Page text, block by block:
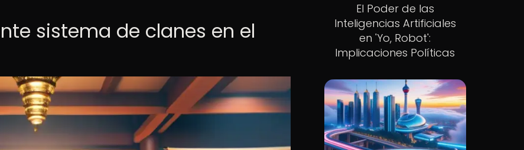
sistema de clanes en el
El Poder de las
Inteligencias Artificiales
en 'Yo, Robot':
Implicaciones Políticas